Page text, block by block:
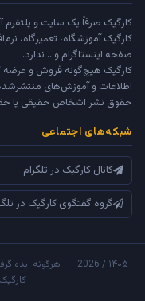
کارگیک صرفاً یک سایت و
کارگیک آموزشگاه، تعمیرگاه،
صفحه اینستاگرام و... ندارد.
کارگیک هیچ‌گونه فروش و عرضه
اطلاعات و آموزش‌های
حقوق نشر اشخاص حقیقی یا
شبکه‌های اجتماعی
کانال کارگیک در تلگرام
گروه گفتگوی کارگیک در
۱۴۰۵ / 2026 —